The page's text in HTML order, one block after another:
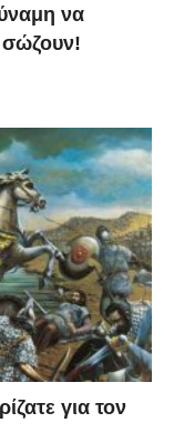
να
σώζουν!
για τον